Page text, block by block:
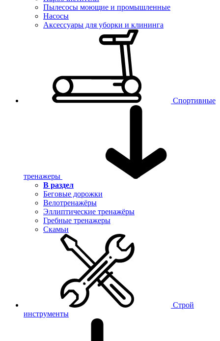
Пылесосы моющие и промышленные
Насосы
Аксессуары для уборки и клининга
Спортивные
тренажеры
В раздел
Беговые дорожки
Велотренажёры
Эллиптические тренажёры
Гребные тренажеры
Скамьи
Строй
инструменты